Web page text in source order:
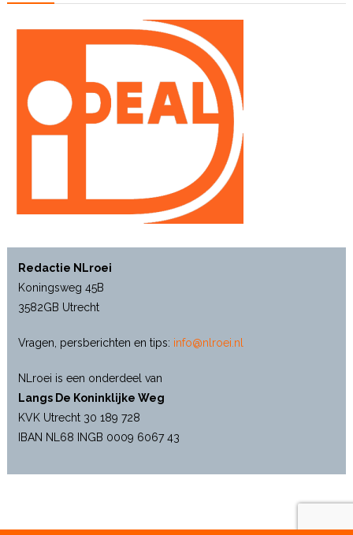
Redactie NLroei
Koningsweg 45B
3582GB Utrecht
Vragen, persberichten en tips: info@nlroei.nl
NLroei is een onderdeel van
Langs De Koninklijke Weg
KVK Utrecht 30 189 728
IBAN NL68 INGB 0009 6067 43